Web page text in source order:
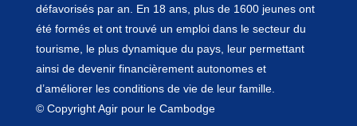
défavorisés par an. En 18 ans, plus de 1600 jeunes ont
été formés et ont trouvé un emploi dans le secteur du
tourisme, le plus dynamique du pays, leur permettant
ainsi de devenir financièrement autonomes et
d’améliorer les conditions de vie de leur famille.
© Copyright Agir pour le Cambodge